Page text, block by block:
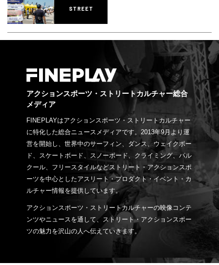
STREET
アクションスポーツ・ストリートカルチャー総合
メディア
FINEPLAYはアクションスポーツ・ストリートカルチャー
に特化した総合ニュースメディアです。2013年9月より運
営を開始し、世界中のサーフィン、ダンス、ウェイクボー
ド、スケートボード、スノーボード、クライミング、パル
クール、フリースタイルなどストリート・アクションスポ
ーツを中心としたアスリート・プロダクト・イベント・カ
ルチャー情報を提供しています。
アクションスポーツ・ストリートカルチャーの映像コンテ
ンツやニュースを通して、ストリート・アクションスポー
ツの魅力を沢山の人へ伝えていきます。